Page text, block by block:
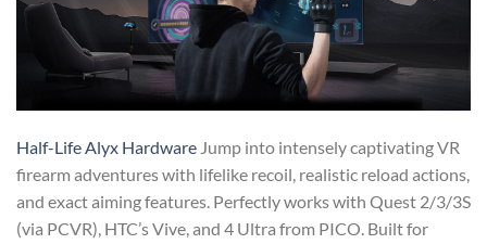
Half-Life Alyx Hardware Jump into intensely captivating VR
firearm adventures with lifelike recoil, realistic reload actions,
and exact aiming features. Perfectly works with Quest 2/3/3S
(via PCVR), HTC’s Vive, and 4 Ultra from PICO. Built for